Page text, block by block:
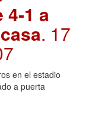
4-1 a
. 17
en el estadio
a puerta